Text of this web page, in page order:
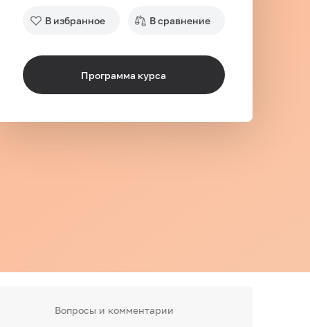
В избранное В сравнение
Программа курса
Вопросы и комментарии